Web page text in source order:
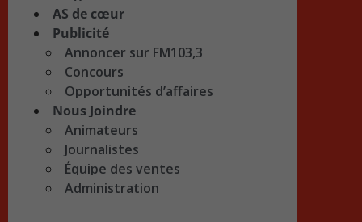
AS de cœur
Publicité
Annoncer sur FM103,3
Concours
Opportunités d’affaires
Nous Joindre
Animateurs
Journalistes
Équipe des ventes
Administration